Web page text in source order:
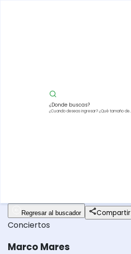
¿Donde buscas?
¿Cuando deseas ingresar?¿Qué tamaño de
Regresar al buscador Compartir
Conciertos
Marco Mares